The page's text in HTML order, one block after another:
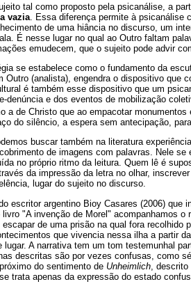
tal como proposto pela psicanálise, a
vazia . Essa diferença permite à
de uma hiância no discurso, um
É nesse lugar no qual ao Outro faltam
emudecem, que o sujeito pode advir
se estabelece como o fundamento da
Outro (analista), engendra o dispositivo que
é também esse dispositivo que um
denúncia e dos eventos de mobilização
a de Christo que ao empacotar
do silêncio, a espera sem antecipação,
buscar também na literatura
de imagens com palavras. Nele
no próprio ritmo da leitura. Quem lê é
da impressão da letra no olhar,
lugar do sujeito no discurso.
escritor argentino Bioy Casares (2006) que
"A invenção de Morel" acompanhamos o
de uma prisão na qual fora
que vivencia nessa ilha a partir
lugar. A narrativa tem um tom testemunhal
descritas são por vezes confusas, como
do sentimento de Unheimlich ,
trata apenas da expressão do estado